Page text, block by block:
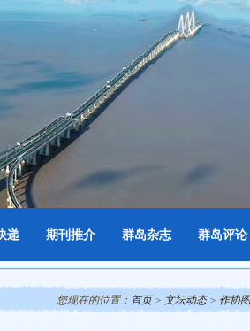
递 期刊推介 群岛杂志 群岛评论
您现在的位置： 首页> 文坛动态> 作协